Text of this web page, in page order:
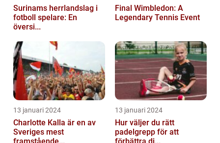
Surinams herrlandslag i
fotboll spelare: En
översi...
Final Wimbledon: A
Legendary Tennis Event
13 januari 2024
Charlotte Kalla är en av
Sveriges mest
13 januari 2024
Hur väljer du rätt
padelgrepp för att